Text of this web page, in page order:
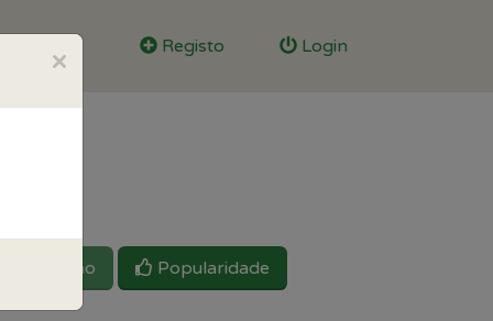
Registo Login
Reputação Popularidade
×